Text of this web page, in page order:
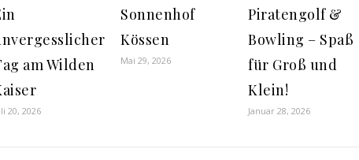
am Wilden
20, 2026
Sonnenhof
Kössen
Mai 29, 2026
Piratengolf &
Bowling – Spaß
für Groß und
Klein!
Januar 28, 2026